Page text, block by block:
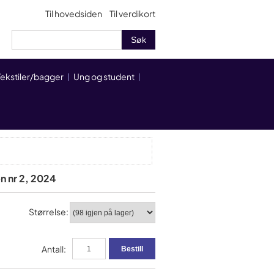
Til hovedsiden Til verdikort
bagger Ung og student
nr 2, 2024
Størrelse:
Antall: